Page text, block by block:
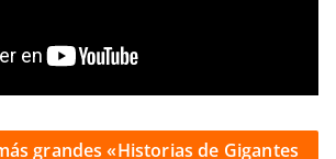
grandes «Historias de Gigantes